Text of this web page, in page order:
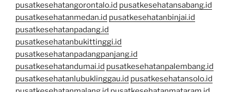
pusatkesehatangorontalo.id pusatkesehatansabang.id
pusatkesehatanmedan.id pusatkesehatanbinjai.id
pusatkesehatanpadang.id
pusatkesehatanbukittinggi.id
pusatkesehatanpadangpanjang.id
pusatkesehatandumai.id pusatkesehatanpalembang.id
pusatkesehatanlubuklinggau.id pusatkesehatansolo.id